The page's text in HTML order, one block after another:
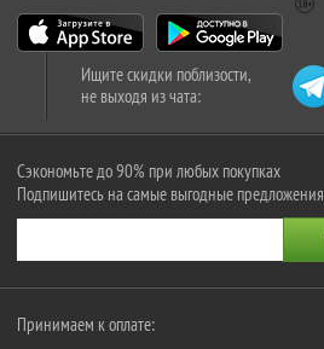
Ищите скидки поблизости,
не выходя из чата:
Сэкономьте до 90% при любых покупках
Подпишитесь на самые выгодные предложения
Принимаем к оплате: